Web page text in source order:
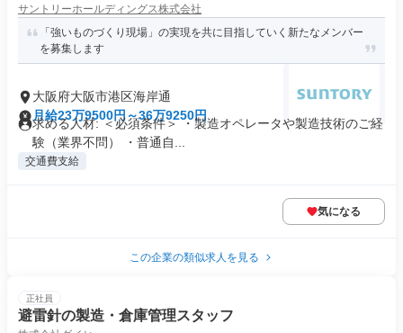
サントリーホールディングス株式会社
「強いものづくり現場」の実現を共に目指していく新たなメンバー
を募集します
大阪府大阪市港区海岸通
月給23万9500円～36万9250円
求める人材: ＜必須条件＞ ・製造オペレータや製造技術のご経
験（業界不問） ・普通自...
交通費支給
気になる
この企業の類似求人を見る
正社員
避雷針の製造・倉庫管理スタッフ